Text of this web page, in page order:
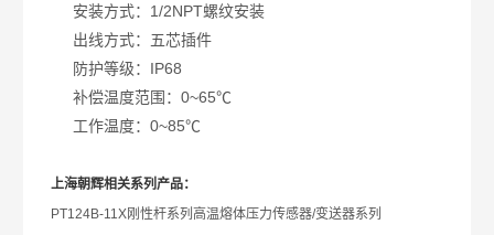
安装方式：1/2NPT螺纹安装
出线方式：五芯插件
防护等级：IP68
补偿温度范围：0~65℃
工作温度：0~85℃
上海朝辉相关系列产品：
PT124B-11X刚性杆系列高温熔体压力传感器/变送器系列